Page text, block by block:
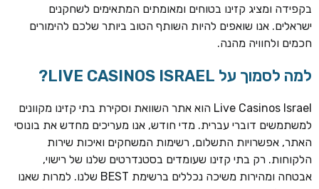
בקפידה ומציג קזינו בטוחים ומאומתים המתאימים לשחקנים
ישראלים. אנו שואפים להיות השותף הטוב ביותר שלכם להימורים
חכמים ולחוויה מהנה.
למה לסמוך על LIVE CASINOS ISRAEL?
Live Casinos Israel הוא אתר השוואת וסקירת בתי קזינו מקוונים
למשתמשים דוברי עברית. מדי חודש, אנו מעריכים מחדש את בונוסי
האתר, אפשרויות התשלום, רשימות המשחקים ואיכות שירות
הלקוחות. רק בתי קזינו שעומדים בסטנדרטים שלנו של רישוי,
אבטחה ומהירות משיכה נכללים ברשימת BEST שלנו. למרות שאנו